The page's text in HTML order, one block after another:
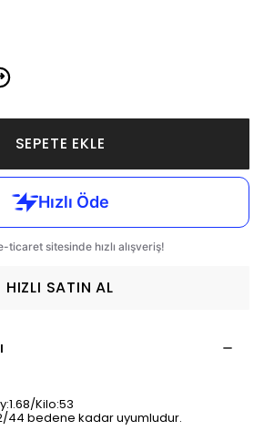
SEPETE EKLE
HIZLI SATIN AL
Kilo:53
44 bedene kadar uyumludur.